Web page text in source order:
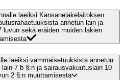
laeiksi Kansaneläkelaitoksen
annetun lain ja
luvun sekä eräiden muiden lakien
laeiksi vammaisetuuksista annetun
7 b §:n ja sairausvakuutuslain 10
2 §:n muuttamisesta